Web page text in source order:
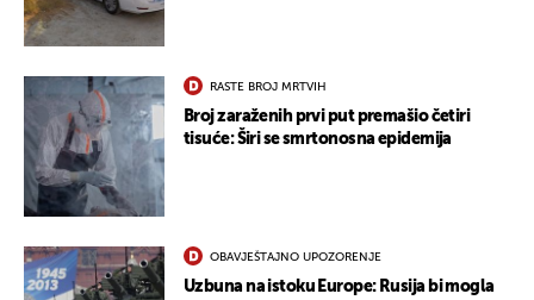
RASTE BROJ MRTVIH
Broj zaraženih prvi put premašio četiri
tisuće: Širi se smrtonosna epidemija
OBAVJEŠTAJNO UPOZORENJE
Uzbuna na istoku Europe: Rusija bi mogla